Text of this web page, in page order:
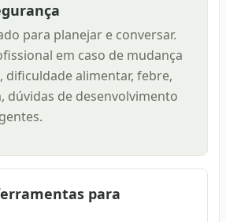
para planejar e conversar.
em caso de mudança
dificuldade alimentar, febre,
dúvidas de desenvolvimento
para